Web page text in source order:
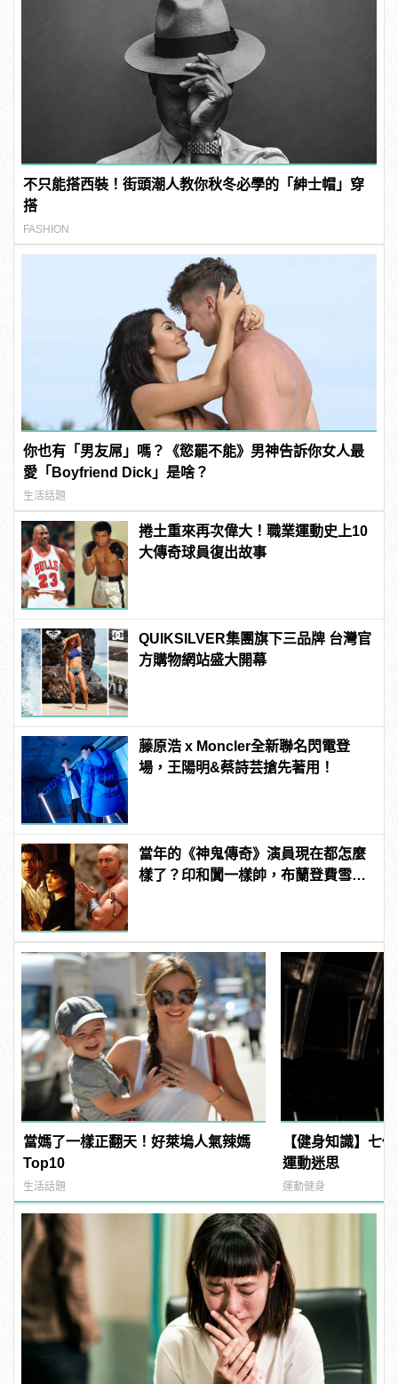
不只能搭西裝！街頭潮人教你秋冬必學的「紳士帽」穿
搭
FASHION
你也有「男友屌」嗎？《慾罷不能》男神告訴你女人最
愛「Boyfriend Dick」是啥？
生活話題
捲土重來再次偉大！職業運動史上10
大傳奇球員復出故事
QUIKSILVER集團旗下三品牌 台灣官
方購物網站盛大開幕
藤原浩 x Moncler全新聯名閃電登
場，王陽明&蔡詩芸搶先著用！
當年的《神鬼傳奇》演員現在都怎麼
樣了？印和闐一樣帥，布蘭登費雪大
當媽了一樣正翻天！好萊塢人氣辣媽
Top10
生活話題
【健身知識】七
運動迷思
運動健身